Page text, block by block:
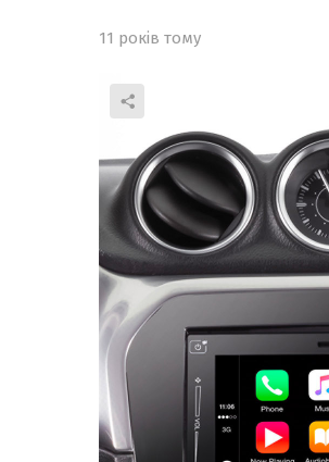
11 років тому